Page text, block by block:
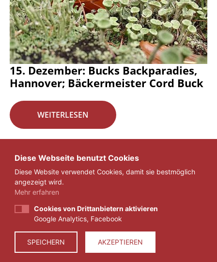
15. Dezember: Bucks Backparadies,
Hannover; Bäckermeister Cord Buck
WEITERLESEN
« 1 ... 15 16 17 ... 29 »
IMPRESSUM
DATENSCHUTZ
© 2026 ZEIT FÜR VERANTWORTUNG E.V.
Diese Webseite benutzt Cookies
Diese Website verwendet Cookies, damit sie bestmöglich
angezeigt wird.
Mehr erfahren
Cookies von Drittanbietern aktivieren
Google Analytics, Facebook
SPEICHERN AKZEPTIEREN